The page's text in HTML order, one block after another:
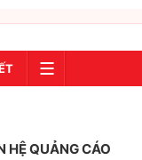
Cà Mau
Cần Thơ
Điện Biên
Đà Lạt
HỆ QUẢNG CÁO